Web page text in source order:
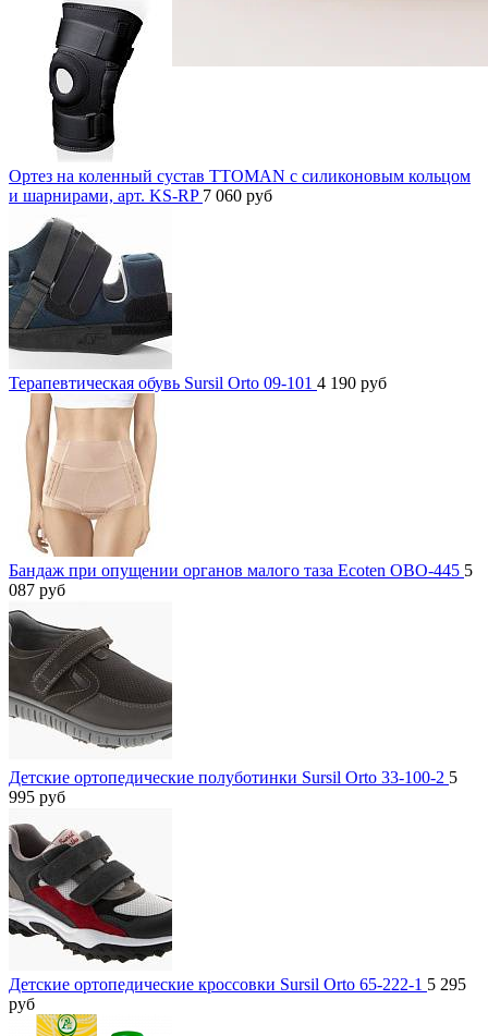
Ортез на коленный сустав TTOMAN с силиконовым кольцом
и шарнирами, арт. KS-RP 7 060 руб
Терапевтическая обувь Sursil Orto 09-101 4 190 руб
Бандаж при опущении органов малого таза Ecoten ОВО-445 5
087 руб
Детские ортопедические полуботинки Sursil Orto 33-100-2 5
995 руб
Детские ортопедические кроссовки Sursil Orto 65-222-1 5 295
руб